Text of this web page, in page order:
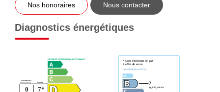
Nos honoraires Nous contacter
Diagnostics énergétiques